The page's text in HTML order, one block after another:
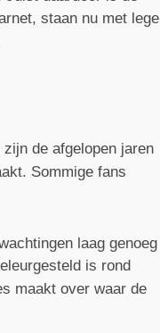
staan nu met lege
de afgelopen jaren
Sommige fans
laag genoeg
is rond
maakt over waar de